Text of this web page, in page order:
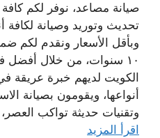
صيانة مصاعد، نوفر لكم
تحديث وتوريد وصيانة لكافة
وبأقل الأسعار ونقدم لكم
١٠ سنوات، من خلال أفضل
الكويت لديهم خبرة عريقة
أنواعها، ويقومون بصيانة
وتقنيات حديثة تواكب
اقرأ المزيد